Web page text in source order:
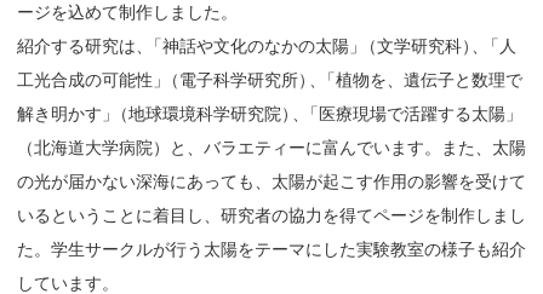
ージを込めて制作しました。
紹介する研究は
「神話や文化のなかの太陽 」 （文学研究科）
「人
工光合成の可能性 」 （電子科学研究所）
「植物を、遺伝子と数理で
解き明かす 」 （地球環境科学研究院） 「医療現場で活躍する太陽 」
（北海道大学病院）と、バラエティーに富んでいます。また、太陽
の光が届かない深海にあっても、太陽が起こす作用の影響を受けて
いるということに着目し、研究者の協力を得てページを制作しまし
た。学生サークルが行う太陽をテーマにした実験教室の様子も紹介
しています。